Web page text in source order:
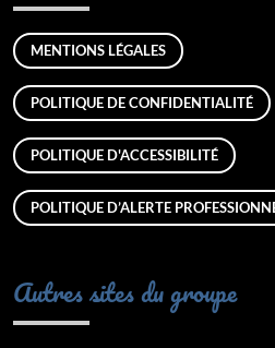
MENTIONS LÉGALES
POLITIQUE DE CONFIDENTIALITÉ
POLITIQUE D'ACCESSIBILITÉ
POLITIQUE D’ALERTE
Autres sites du groupe